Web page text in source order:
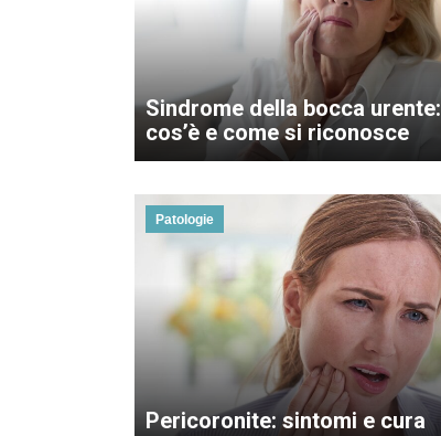
Sindrome della bocca urente:
cos’è e come si riconosce
Patologie
Pericoronite: sintomi e cura